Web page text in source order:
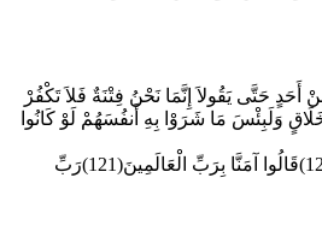
حَتَّى يَقُولاَ إِنَّمَا نَحْنُ فِتْنَةٌ فَلاَ تَكْفُرْ
وَلَبِئْسَ مَا شَرَوْا بِهِ أَنفُسَهُمْ لَوْ كَانُوا
وَأَوْحَيْنَا إِلَى مُوسَى أَنْ أَلْقِ عَصَاكَ فَإِذَا هِيَ تَلْقَفُ مَا يَأْفِكُونَ(117)فَوَقَعَ الْحَقُّ وَبَطَلَ مَا كَانُوا يَعْمَلُونَ(118)فَغُلِبُوا هُنَالِكَ وَانقَلَبُوا صَاغِرِينَ(119)وَأُلْقِيَ السَّحَرَةُ سَاجِدِينَ(120)قَالُوا آمَنَّا بِرَبِّ الْعَالَمِينَ(121)رَبِّ